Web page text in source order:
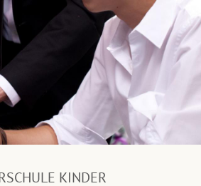
KINDER